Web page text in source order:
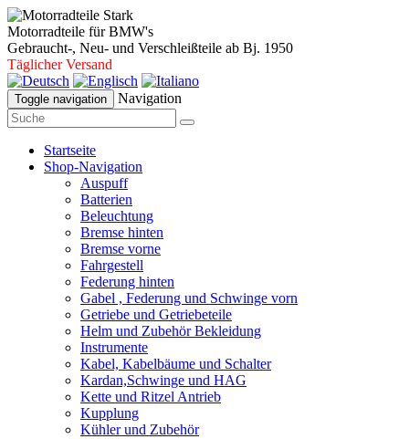
Motorradteile für BMW's
Gebraucht-, Neu- und Verschleißteile ab Bj. 1950
Täglicher Versand
Toggle navigation Navigation
Startseite
Shop-Navigation
Auspuff
Batterien
Beleuchtung
Bremse hinten
Bremse vorne
Fahrgestell
Federung hinten
Gabel , Federung und Schwinge vorn
Getriebe und Getriebeteile
Helm und Zubehör Bekleidung
Instrumente
Kabel, Kabelbäume und Schalter
Kardan,Schwinge und HAG
Kette und Ritzel Antrieb
Kupplung
Kühler und Zubehör